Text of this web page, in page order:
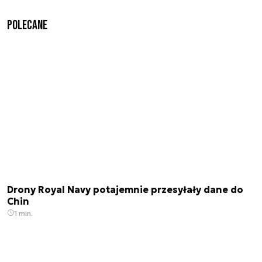
Polecane
Drony Royal Navy potajemnie przesyłały dane do
Chin
1 min.